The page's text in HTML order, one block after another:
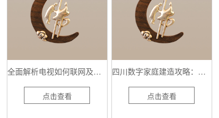
全面解析电视如何联网及其设置步骤
点击查看
四川数字家庭建造攻略：根底网络设备应包含有线电视可装备云电视等运用终端
点击查看